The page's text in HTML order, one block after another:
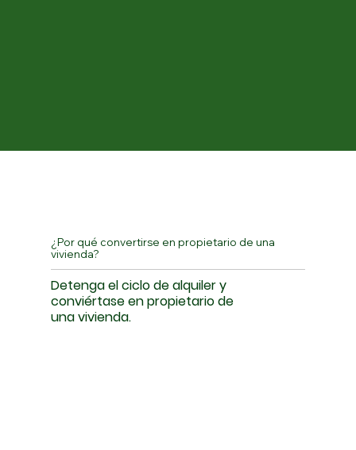
Detenga el ciclo de alquiler y
conviértase en propietario de
una vivienda.
¿Por qué convertirse en propietario de una
vivienda?